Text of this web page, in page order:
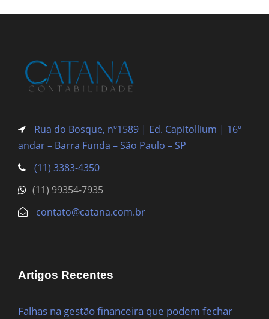
Rua do Bosque, nº1589 | Ed. Capitollium | 16º
andar – Barra Funda – São Paulo – SP
(11) 3383-4350
(11) 99354-7935
contato@catana.com.br
Artigos Recentes
Falhas na gestão financeira que podem fechar